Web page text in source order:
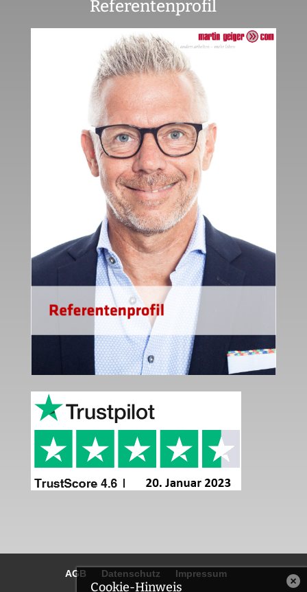
Referentenprofil
AGB Datenschutz Impressum
Cookie-Hinweis